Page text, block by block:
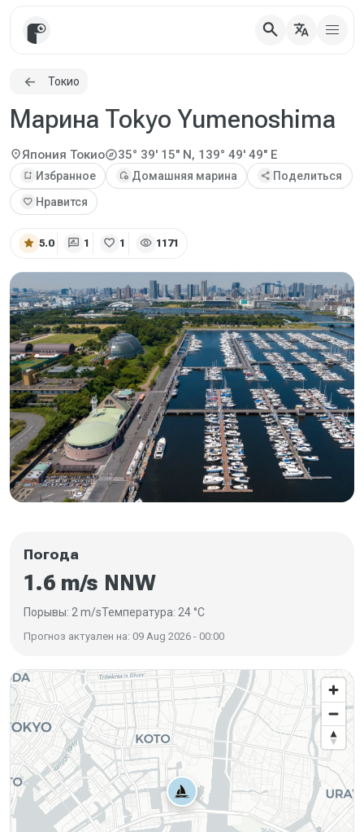
search translate
Токио
Марина Tokyo Yumenoshima
location_onЯпония Токиоexplore35° 39' 15" N, 139° 49' 49" E
bookmark_add Избранное add_home Домашняя марина share Поделиться
favorite Нравится
star 5.0 rate_review 1 favorite 1 visibility 1171
Погода
1.6 m/s NNW
Порывы: 2 m/sТемпература: 24 °C
Прогноз актуален на: 09 Aug 2026 - 00:00